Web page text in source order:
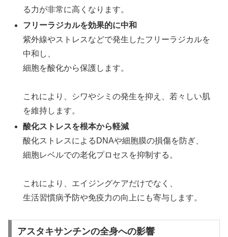
る力が非常に高くなります。
フリーラジカルを効果的に中和
紫外線やストレスなどで発生したフリーラジカルを
中和し、
細胞を酸化から保護します。
これにより、シワやシミの発生を抑え、若々しい肌
を維持します。
酸化ストレスを根本から軽減
酸化ストレスによるDNAや細胞膜の損傷を防ぎ、
細胞レベルでの老化プロセスを抑制する。
これにより、エイジングケアだけでなく、
生活習慣病予防や免疫力の向上にも寄与します。
アスタキサンチンの全身への影響